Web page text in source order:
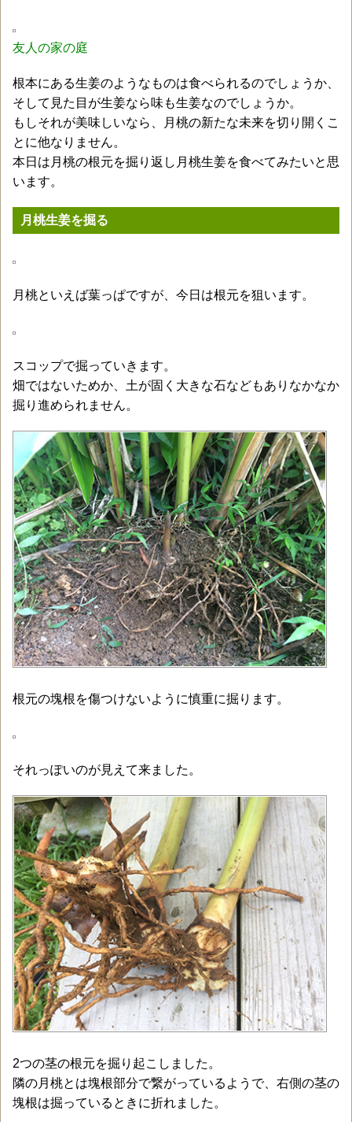
友人の家の庭
根本にある生姜のようなものは食べられるのでしょうか、
そして見た目が生姜なら味も生姜なのでしょうか。
もしそれが美味しいなら、月桃の新たな未来を切り開くこ
とに他なりません。
本日は月桃の根元を掘り返し月桃生姜を食べてみたいと思
います。
月桃生姜を掘る
月桃といえば葉っぱですが、今日は根元を狙います。
スコップで掘っていきます。
畑ではないためか、土が固く大きな石などもありなかなか
掘り進められません。
根元の塊根を傷つけないように慎重に掘ります。
それっぽいのが見えて来ました。
2つの茎の根元を掘り起こしました。
隣の月桃とは塊根部分で繋がっているようで、右側の茎の
塊根は掘っているときに折れました。